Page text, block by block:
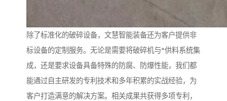
除了标准化的破碎设备，文慧智能装备还为客户提供非
标设备的定制服务。无论是需要将破碎机与*供料系统集
成，还是要求设备具备特殊的防腐、防爆性能，我们都
能通过自主研发的专利技术和多年积累的实战经验，为
客户打造满意的解决方案。相关成果共获得多项专利，